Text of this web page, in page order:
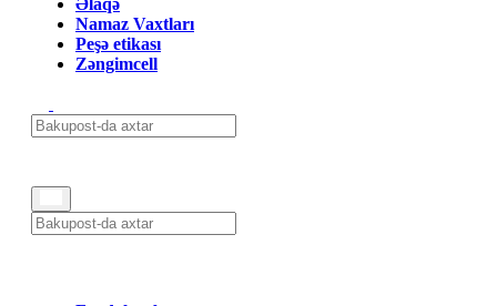
Əlaqə
Namaz Vaxtları
Peşə etikası
Zəngimcell